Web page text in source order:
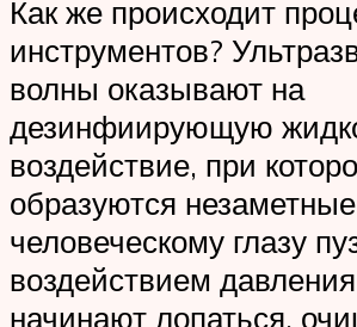
Как же происходит
инструментов?
волны оказывают на
дезинфиирующую
воздействие, при
образуются незаметные
человеческому глазу
воздействием
начинают лопаться,